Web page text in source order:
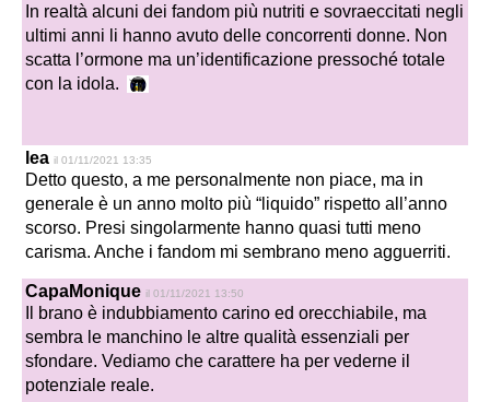
In realtà alcuni dei fandom più nutriti e sovraeccitati negli
ultimi anni li hanno avuto delle concorrenti donne. Non
scatta l’ormone ma un’identificazione pressoché totale
con la idola.
lea il 01/11/2021 13:35
Detto questo, a me personalmente non piace, ma in
generale è un anno molto più “liquido” rispetto all’anno
scorso. Presi singolarmente hanno quasi tutti meno
carisma. Anche i fandom mi sembrano meno agguerriti.
CapaMonique il 01/11/2021 13:50
Il brano è indubbiamento carino ed orecchiabile, ma
sembra le manchino le altre qualità essenziali per
sfondare. Vediamo che carattere ha per vederne il
potenziale reale.